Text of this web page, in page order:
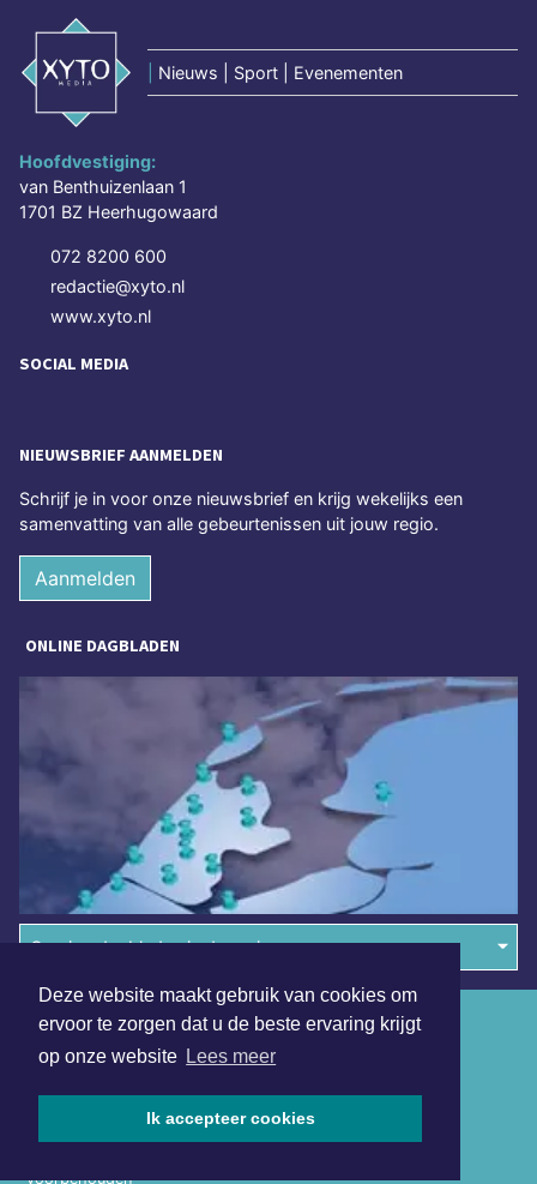
Deze website maakt gebruik van cookies om
ervoor te zorgen dat u de beste ervaring krijgt
op onze website Lees meer
Ik accepteer cookies
Nieuws | Sport | Evenementen
Hoofdvestiging:
van Benthuizenlaan 1
1701 BZ Heerhugowaard
072 8200 600
redactie@xyto.nl
www.xyto.nl
SOCIAL MEDIA
NIEUWSBRIEF AANMELDEN
Schrijf je in voor onze nieuwsbrief en krijg wekelijks een
samenvatting van alle gebeurtenissen uit jouw regio.
Aanmelden
ONLINE DAGBLADEN
Overige dagbladen in de regio
voorbehouden
Algemene voorwaarden
Disclaimer